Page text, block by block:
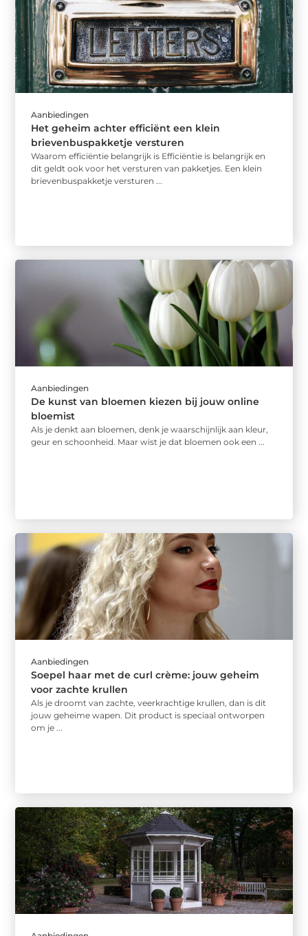
Aanbiedingen
Het geheim achter efficiënt een klein
brievenbuspakketje versturen
Waarom efficiëntie belangrijk is Efficiëntie is belangrijk en
dit geldt ook voor het versturen van pakketjes. Een klein
brievenbuspakketje versturen ...
Aanbiedingen
De kunst van bloemen kiezen bij jouw online
bloemist
Als je denkt aan bloemen, denk je waarschijnlijk aan kleur,
geur en schoonheid. Maar wist je dat bloemen ook een ...
Aanbiedingen
Soepel haar met de curl crème: jouw geheim
voor zachte krullen
Als je droomt van zachte, veerkrachtige krullen, dan is dit
jouw geheime wapen. Dit product is speciaal ontworpen
om je ...